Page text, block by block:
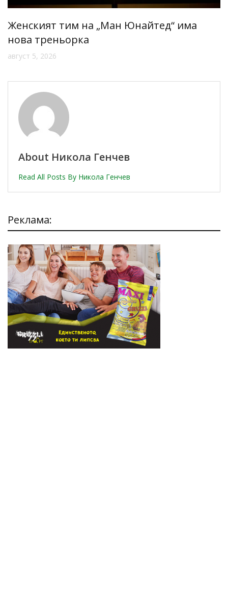
Женският тим на „Ман Юнайтед“ има
нова треньорка
август 5, 2026
About Никола Генчев
Read All Posts By Никола Генчев
Реклама: